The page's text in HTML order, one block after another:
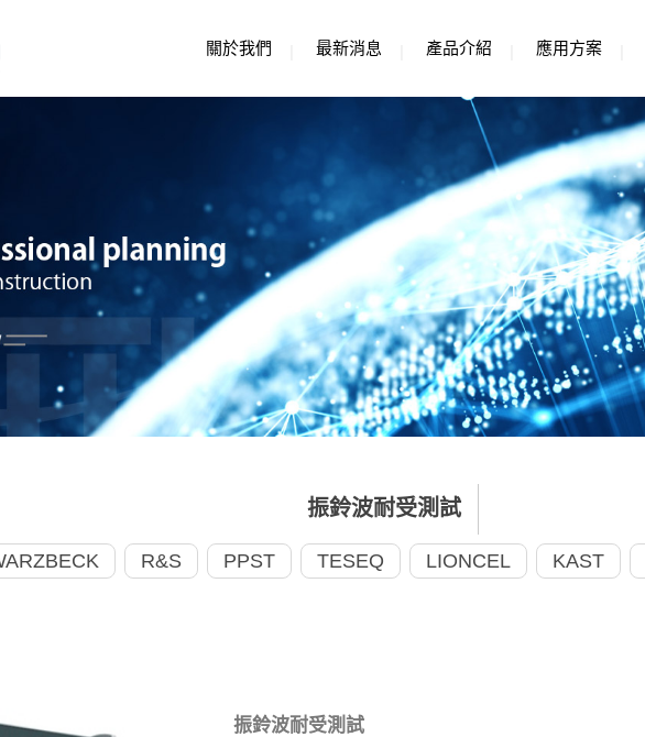
關於我們 最新消息 產品介紹 應用方案
振鈴波耐受測試
R&S PPST TESEQ LIONCEL KAST
振鈴波耐受測試